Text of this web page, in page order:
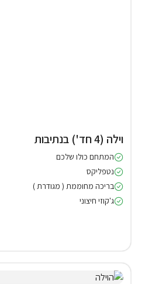
וילה (4 חד') בנתיבות
המתחם כולו שלכם
נטפליקס
בריכה מחוממת ( מגודרת )
ג'קוזי חיצוני